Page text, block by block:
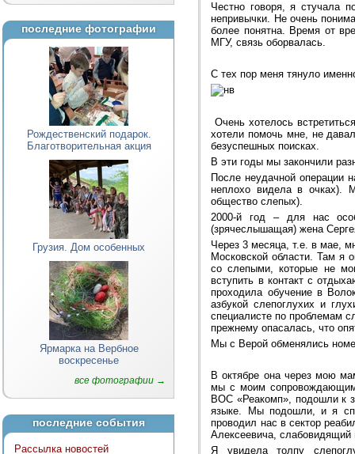
последние фотографии
Рождественский подарок.
Благотворительная акция
Грузия. Дом особенных
Ярмарка на Вербное
воскресенье
все фотографии →
последние события
Рассылка новостей
Честно говоря, я стучала
непривычки. Не очень
более понятна. Время от
МГУ, связь оборвалась.
С тех пор меня тянуло
Очень хотелось
хотели помочь мне, не
безуспешных поисках.
В эти годы мы закончили
После неудачной операции
неплохо видела в очках).
общество слепых).
2000-й год – для нас
(зрячеслышащая) жена
Через 3 месяца, т.е. в мае,
Московской области. Там я
со слепыми, которые не
вступить в контакт с
проходила обучение в
азбукой слепоглухих и
специалисте по проблемам
прежнему опасалась, что
Мы с Верой обменялись
В октябре она через мою
мы с моим
ВОС «Реакомп», подошли к
языке. Мы подошли, и я
проводил нас в сектор
Алексеевича,
Я увидела толпу